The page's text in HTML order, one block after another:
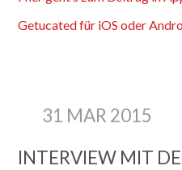
Getucated für iOS oder
31 MAR 2015
INTERVIEW MIT